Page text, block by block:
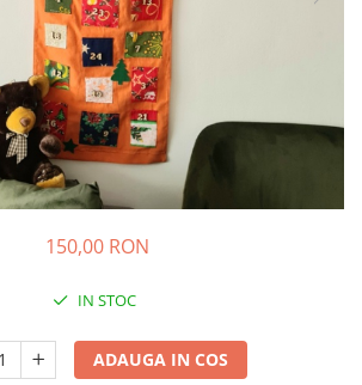
150,00 RON
IN STOC
ADAUGA IN COS